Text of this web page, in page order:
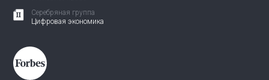
Серебряная группа
Цифровая экономика